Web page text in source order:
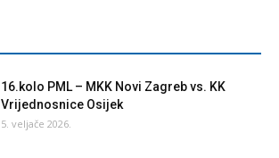
16.kolo PML – MKK Novi Zagreb vs. KK
Vrijednosnice Osijek
5. veljače 2026.